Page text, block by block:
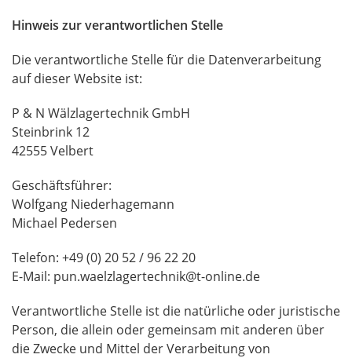
Hinweis zur verantwortlichen Stelle
Die verantwortliche Stelle für die Datenverarbeitung
auf dieser Website ist:
P & N Wälzlagertechnik GmbH
Steinbrink 12
42555 Velbert
Geschäftsführer:
Wolfgang Niederhagemann
Michael Pedersen
Telefon: +49 (0) 20 52 / 96 22 20
E-Mail: pun.waelzlagertechnik@t-online.de
Verantwortliche Stelle ist die natürliche oder juristische
Person, die allein oder gemeinsam mit anderen über
die Zwecke und Mittel der Verarbeitung von